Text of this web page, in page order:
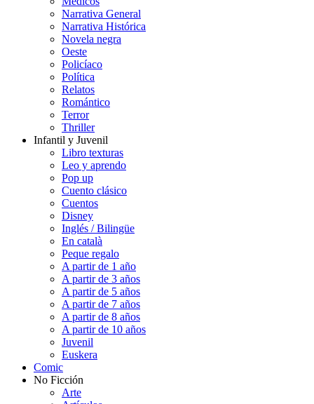
Narrativa General
Narrativa Histórica
Novela negra
Oeste
Policíaco
Política
Relatos
Romántico
Terror
Thriller
Infantil y Juvenil
Libro texturas
Leo y aprendo
Pop up
Cuento clásico
Cuentos
Disney
Inglés / Bilingüe
En català
Peque regalo
A partir de 1 año
A partir de 3 años
A partir de 5 años
A partir de 7 años
A partir de 8 años
A partir de 10 años
Juvenil
Euskera
Comic
No Ficción
Arte